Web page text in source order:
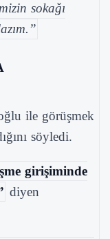
sokağı
ile görüşmek
söyledi.
girişiminde
diyen